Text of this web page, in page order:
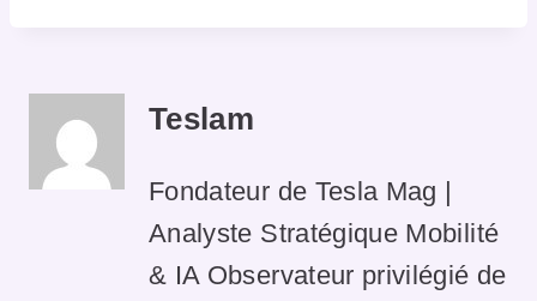
Teslam
Fondateur de Tesla Mag |
Analyste Stratégique Mobilité
& IA Observateur privilégié de